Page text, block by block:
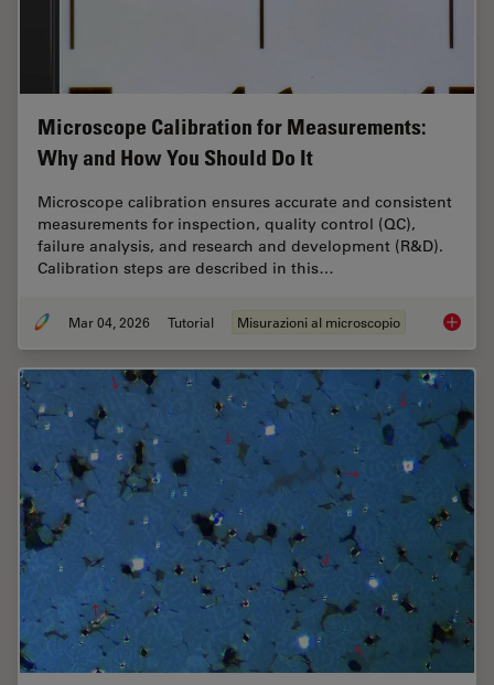
Microscope Calibration for Measurements:
Why and How You Should Do It
Microscope calibration ensures accurate and consistent
measurements for inspection, quality control (QC),
failure analysis, and research and development (R&D).
Calibration steps are described in this…
Mar 04, 2026 Tutorial Misurazioni al microscopio